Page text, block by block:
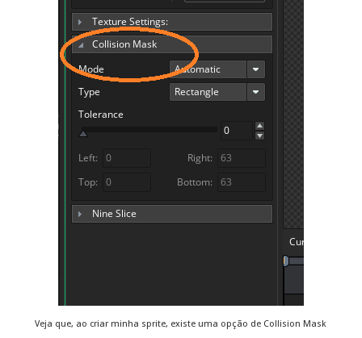
Veja que, ao criar minha sprite, existe uma opção de Collision Mask